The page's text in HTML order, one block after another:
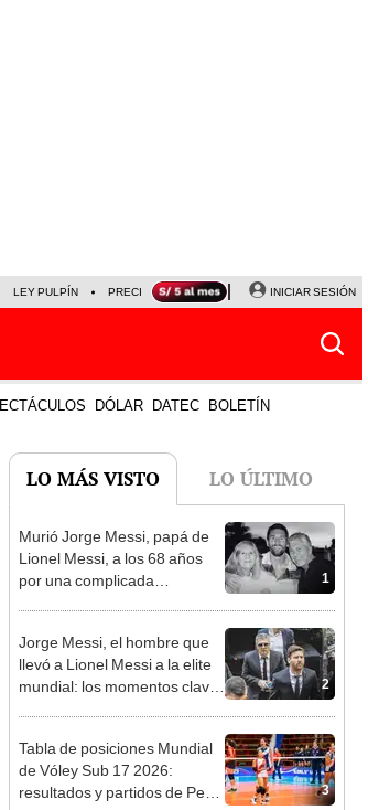
LEY PULPÍN PRECIO DEL DÓLAR CORTE DE LUZ
INICIAR SESIÓN
DÓLAR DATEC BOLETÍN
LO MÁS VISTO LO ÚLTIMO
1
Murió Jorge Messi, papá de
Lionel Messi, a los 68 años
por una complicada
2
Jorge Messi, el hombre que
llevó a Lionel Messi a la elite
mundial: los momentos clave
3
Tabla de posiciones Mundial
de Vóley Sub 17 2026:
resultados y partidos de Perú